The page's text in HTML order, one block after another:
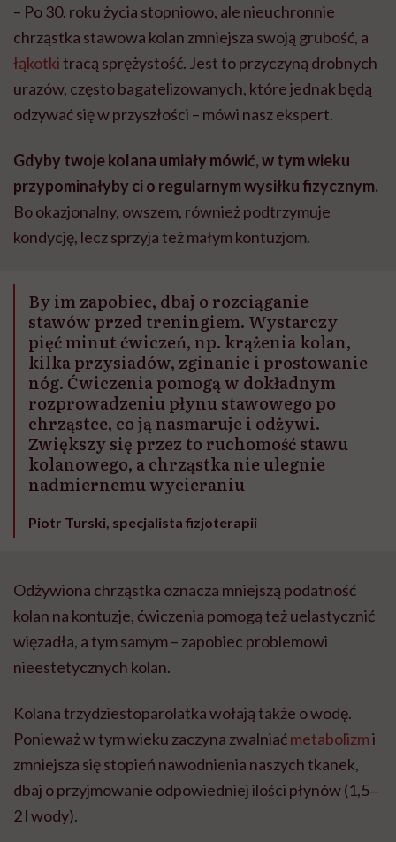
– Po 30. roku życia stopniowo, ale nieuchronnie
chrząstka stawowa kolan zmniejsza swoją grubość, a
łąkotkitracą sprężystość. Jest to przyczyną drobnych
urazów, często bagatelizowanych, które jednak będą
odzywać się w przyszłości – mówi nasz ekspert.
Gdyby twoje kolana umiały mówić, w tym wieku
przypominałyby ci o regularnym wysiłku fizycznym.
Bo okazjonalny, owszem, również podtrzymuje
kondycję, lecz sprzyja też małym kontuzjom.
By im zapobiec, dbaj o rozciąganie
stawów przed treningiem. Wystarczy
pięć minut ćwiczeń, np. krążenia kolan,
kilka przysiadów, zginanie i prostowanie
nóg. Ćwiczenia pomogą w dokładnym
rozprowadzeniu płynu stawowego po
chrząstce, co ją nasmaruje i odżywi.
Zwiększy się przez to ruchomość stawu
kolanowego, a chrząstka nie ulegnie
nadmiernemu wycieraniu
Piotr Turski, specjalista fizjoterapii
Odżywiona chrząstka oznacza mniejszą podatność
kolan na kontuzje, ćwiczenia pomogą też uelastycznić
więzadła, a tym samym – zapobiec problemowi
nieestetycznych kolan.
Kolana trzydziestoparolatka wołają także o wodę.
Ponieważ w tym wieku zaczyna zwalniaćmetabolizmi
zmniejsza się stopień nawodnienia naszych tkanek,
dbaj o przyjmowanie odpowiedniej ilości płynów (1,5‒
2 l wody).